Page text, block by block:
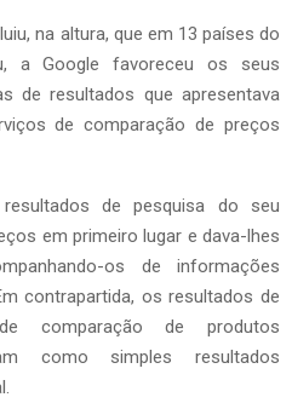
na altura, que em 13 países do
a Google favoreceu os seus
de resultados que apresentava
de comparação de preços
de pesquisa do seu
em primeiro lugar e dava-lhes
os de informações
contrapartida, os resultados de
comparação de produtos
como simples resultados